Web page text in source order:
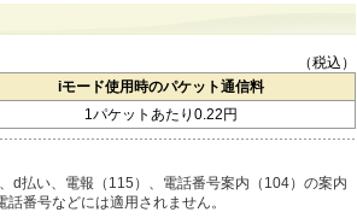
（税込）
iモード使用時のパケット通信料
1パケットあたり0.22円
d払い、電報（115）、電話番号案内（104）の案内
番号などには適用されません。